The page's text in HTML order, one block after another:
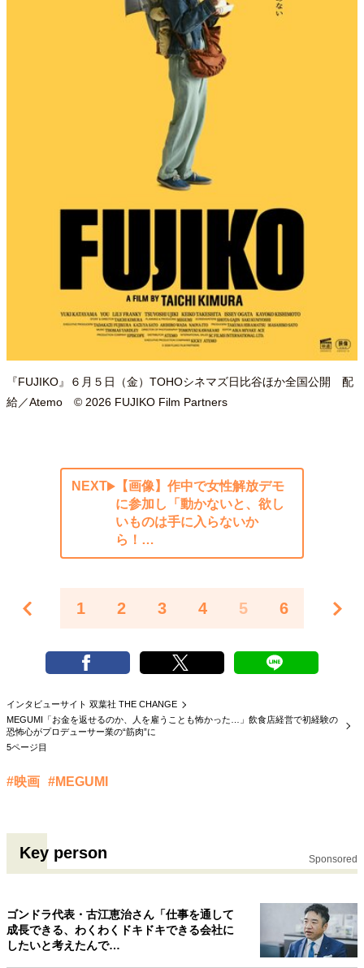
『FUJIKO』６月５日（金）TOHOシネマズ日比谷ほか全国公開 配
給／Atemo © 2026 FUJIKO Film Partners
NEXT
【画像】作中で女性解放デモ
に参加し「動かないと、欲し
いものは手に入らないか
ら！…
1 2 3 4 5 6
インタビューサイト 双葉社 THE CHANGE
MEGUMI「お金を返せるのか、人を雇うことも怖かった…」飲食店経営で初経験の
恐怖心がプロデューサー業の“筋肉”に
5ページ目
#映画 #MEGUMI
Key person Sponsored
ゴンドラ代表・古江恵治さん「仕事を通して
成長できる、わくわくドキドキできる会社に
したいと考えたんで…